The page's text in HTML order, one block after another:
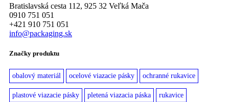
Bratislavská cesta 112, 925 32 Veľká Mača
0910 751 051
+421 910 751 051
info@packaging.sk
Značky produktu
obalový materiál ocelové viazacie pásky ochranné rukavice
plastové viazacie pásky pletená viazacia páska rukavice